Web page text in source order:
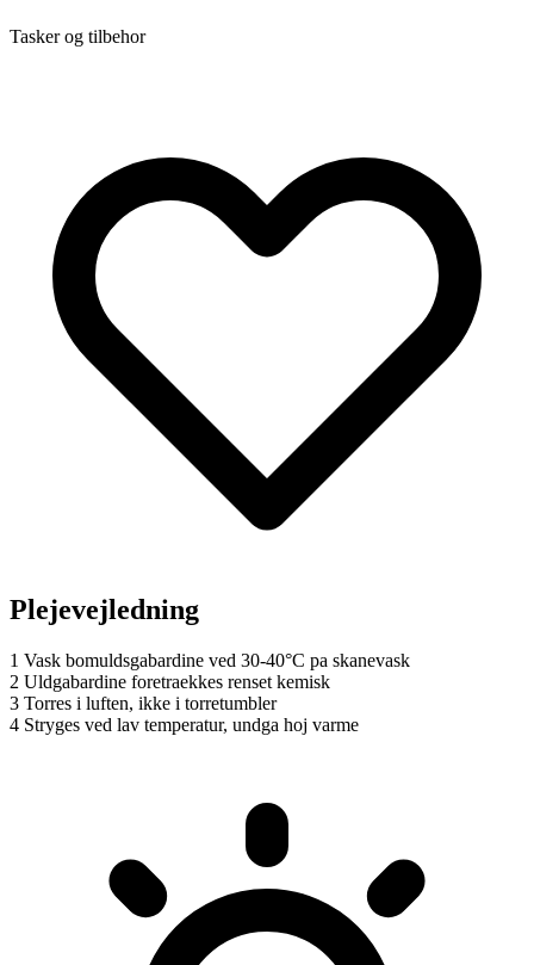
Tasker og tilbehor
Plejevejledning
1 Vask bomuldsgabardine ved 30-40°C pa skanevask
2 Uldgabardine foretraekkes renset kemisk
3 Torres i luften, ikke i torretumbler
4 Stryges ved lav temperatur, undga hoj varme